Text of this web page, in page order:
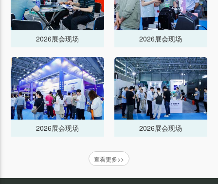
2026展会现场 2026展会现场
2026展会现场 2026展会现场
查看更多>>